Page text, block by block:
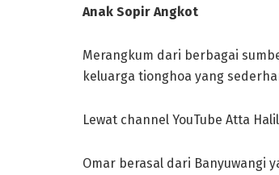
Anak Sopir Angkot
Merangkum dari berbagai
keluarga tionghoa yang
Lewat channel YouTube Atta
Omar berasal dari Banyuwangi